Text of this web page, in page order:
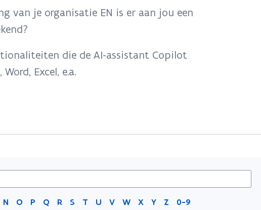
van je organisatie EN is er aan jou een
die de AI-assistant Copilot
Excel, e.a.
N O P Q R S T U V W X Y Z 0-9